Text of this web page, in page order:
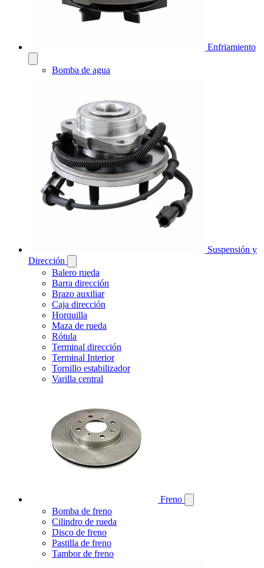
Enfriamiento
Bomba de agua
Suspensión y
Dirección
Balero rueda
Barra dirección
Brazo auxiliar
Caja dirección
Horquilla
Maza de rueda
Rótula
Terminal dirección
Terminal Interior
Tornillo estabilizador
Varilla central
Freno
Bomba de freno
Cilindro de rueda
Disco de freno
Pastilla de freno
Tambor de freno